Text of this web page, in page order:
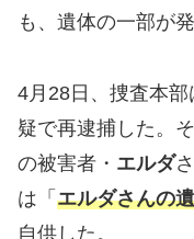
も、遺体の一部が
4月28日、捜査本
疑で再逮捕した。
の被害者・ エルダ
は「 エルダさんの
自供した。